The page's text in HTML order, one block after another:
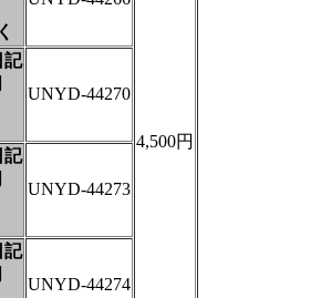
4,500円
記
UNYD-44270
記
UNYD-44273
記
UNYD-44274